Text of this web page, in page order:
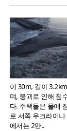
이 30m, 길이
며, 붕괴로 인해 침
다. 주택들은 물에
로 서쪽 우크라이
에서는 2만..